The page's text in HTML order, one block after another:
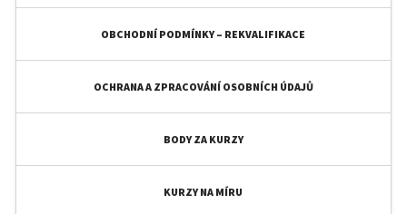
OBCHODNÍ PODMÍNKY – REKVALIFIKACE
OCHRANA A ZPRACOVÁNÍ OSOBNÍCH ÚDAJŮ
BODY ZA KURZY
KURZY NA MÍRU